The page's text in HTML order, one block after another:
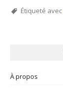
Étiqueté avec
À propos